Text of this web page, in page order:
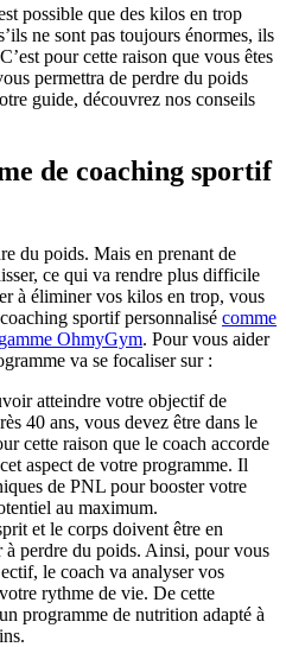
possible que des kilos en trop
ne sont pas toujours énormes, ils
pour cette raison que vous êtes
permettra de perdre du poids
guide, découvrez nos conseils
de coaching sportif
du poids. Mais en prenant de
ce qui va rendre plus difficile
à éliminer vos kilos en trop, vous
sportif personnalisé comme
OhmyGym. Pour vous aider
va se focaliser sur :
atteindre votre objectif de
40 ans, vous devez être dans le
cette raison que le coach accorde
aspect de votre programme. Il
de PNL pour booster votre
au maximum.
et le corps doivent être en
à perdre du poids. Ainsi, pour vous
le coach va analyser vos
rythme de vie. De cette
programme de nutrition adapté à